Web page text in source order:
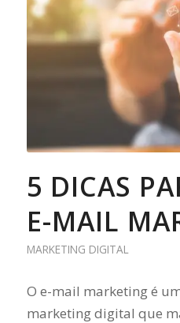
5 DICAS
E-MAIL
MARKETING DIGITAL
O e-mail marketing é
marketing digital que